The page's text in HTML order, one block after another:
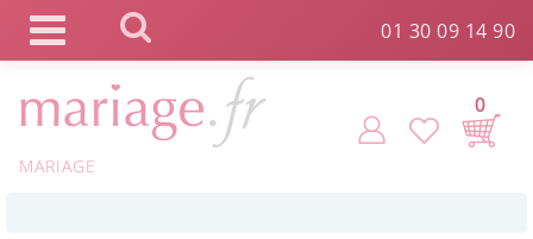
01 30 09 14 90
MARIAGE
0
Commande expédiée en 24h !
Panneau de gestion des cookies